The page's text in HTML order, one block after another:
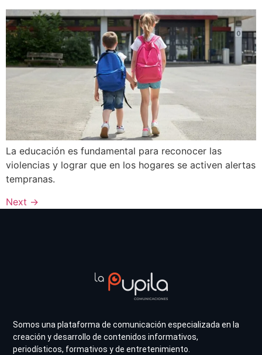
La educación es fundamental para reconocer las
violencias y lograr que en los hogares se activen alertas
tempranas.
Next →
Somos una plataforma de comunicación especializada en la
creación y desarrollo de contenidos informativos,
periodísticos, formativos y de entretenimiento.